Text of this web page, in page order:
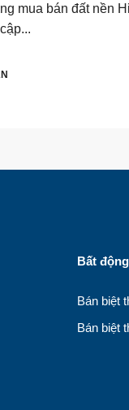
mua bán đất nền
Bất
Bán biệt
Bán biệt